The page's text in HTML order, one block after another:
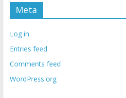
Meta
Log in
Entries feed
Comments feed
WordPress.org